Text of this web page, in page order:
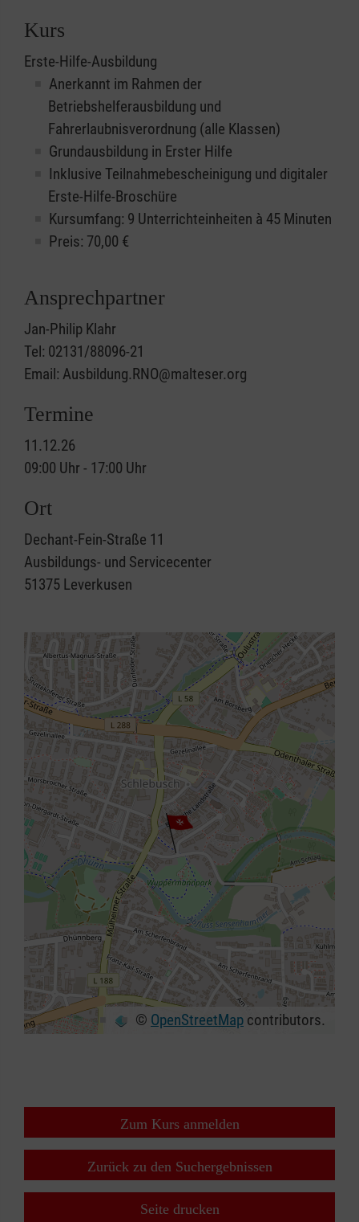
Kurs
Erste-Hilfe-Ausbildung
Anerkannt im Rahmen der
Betriebshelferausbildung und
Fahrerlaubnisverordnung (alle Klassen)
Grundausbildung in Erster Hilfe
Inklusive Teilnahmebescheinigung und digitaler
Erste-Hilfe-Broschüre
Kursumfang: 9 Unterrichteinheiten à 45 Minuten
Preis: 70,00 €
Ansprechpartner
Jan-Philip Klahr
Tel: 02131/88096-21
Email: Ausbildung.RNO@malteser.org
Termine
11.12.26
09:00 Uhr - 17:00 Uhr
Ort
Dechant-Fein-Straße 11
Ausbildungs- und Servicecenter
51375 Leverkusen
© OpenStreetMap contributors.
Zum Kurs anmelden
Zurück zu den Suchergebnissen
Seite drucken